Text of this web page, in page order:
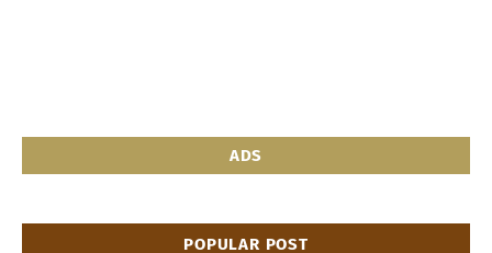
ADS
POPULAR POST